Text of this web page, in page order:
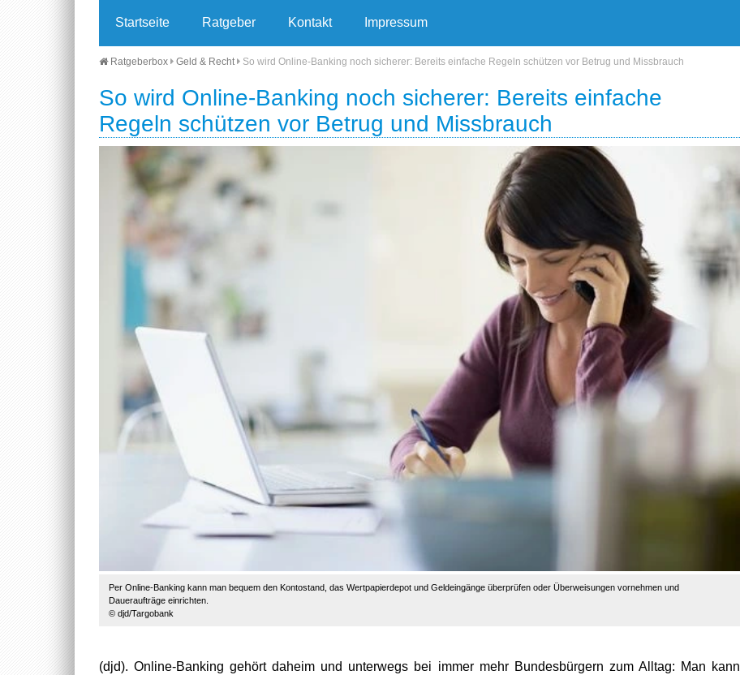
Startseite Ratgeber Kontakt Impressum
Ratgeberbox Geld & Recht So wird Online-Banking noch sicherer: Bereits einfache Regeln schützen vor Betrug und Missbrauch
So wird Online-Banking noch sicherer: Bereits einfache
Regeln schützen vor Betrug und Missbrauch
Per Online-Banking kann man bequem den Kontostand, das Wertpapierdepot und Geldeingänge überprüfen oder Überweisungen vornehmen und
Daueraufträge einrichten.
© djd/Targobank
(djd). Online-Banking gehört daheim und unterwegs bei immer mehr Bundesbürgern zum Alltag: Man kann